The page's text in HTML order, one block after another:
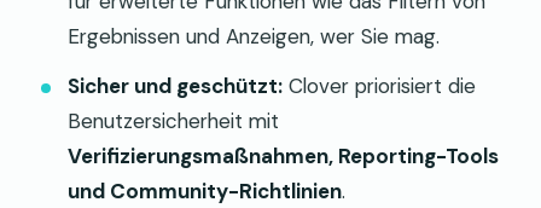
Ergebnissen und Anzeigen, wer Sie mag.
Sicher und geschützt: Clover priorisiert die
Benutzersicherheit mit
Verifizierungsmaßnahmen, Reporting-Tools
und Community-Richtlinien.